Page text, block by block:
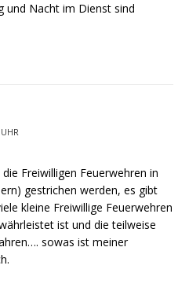
und Nacht im Dienst sind
Freiwilligen Feuerwehren in
gestrichen werden, es gibt
kleine Freiwillige Feuerwehren
ist und die teilweise
sowas ist meiner